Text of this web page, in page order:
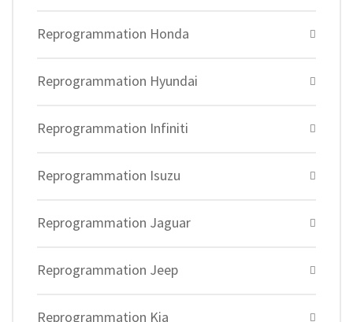
Reprogrammation Honda
Reprogrammation Hyundai
Reprogrammation Infiniti
Reprogrammation Isuzu
Reprogrammation Jaguar
Reprogrammation Jeep
Reprogrammation Kia